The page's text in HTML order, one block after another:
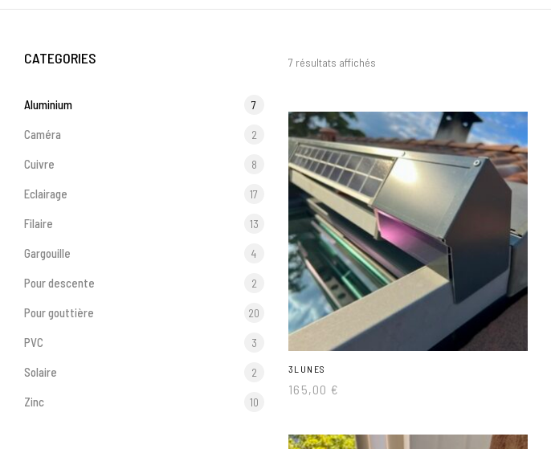
CATEGORIES
Aluminium 7
Caméra 2
Cuivre 8
Eclairage 17
Filaire 13
Gargouille 4
Pour descente 2
Pour gouttière 20
PVC 3
Solaire 2
Zinc 10
7 résultats affichés
3LUNES
165,00 €